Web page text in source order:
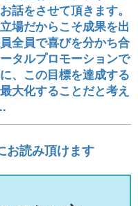
話をさせて頂きます。
場だからこそ成果を出
全員で喜びを分かち合
タルプロモーションで
、この目標を達成する
大化することだと考え
お読み頂けます